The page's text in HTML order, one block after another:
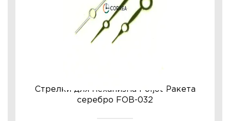
Стрелки для механизма Poljot Ракета
серебро FOB-032